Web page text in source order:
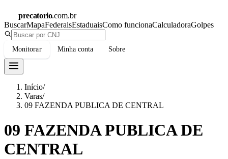
precatorio.com.br
BuscarMapaFederaisEstaduaisComo funcionaCalculadoraGolpes
Monitorar Minha conta Sobre
Início/
Varas/
09 FAZENDA PUBLICA DE CENTRAL
09 FAZENDA PUBLICA DE
CENTRAL